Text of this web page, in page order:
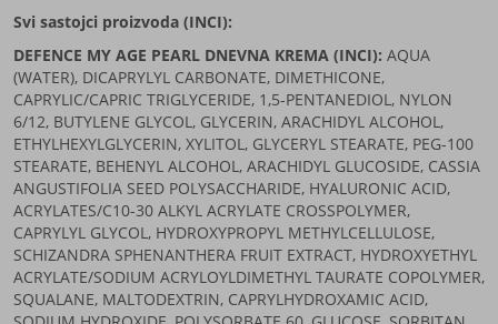
Svi sastojci proizvoda (INCI):
DEFENCE MY AGE PEARL DNEVNA KREMA (INCI): AQUA
(WATER), DICAPRYLYL CARBONATE, DIMETHICONE,
CAPRYLIC/CAPRIC TRIGLYCERIDE, 1,5-PENTANEDIOL, NYLON
6/12, BUTYLENE GLYCOL, GLYCERIN, ARACHIDYL ALCOHOL,
ETHYLHEXYLGLYCERIN, XYLITOL, GLYCERYL STEARATE, PEG-100
STEARATE, BEHENYL ALCOHOL, ARACHIDYL GLUCOSIDE, CASSIA
ANGUSTIFOLIA SEED POLYSACCHARIDE, HYALURONIC ACID,
ACRYLATES/C10-30 ALKYL ACRYLATE CROSSPOLYMER,
CAPRYLYL GLYCOL, HYDROXYPROPYL METHYLCELLULOSE,
SCHIZANDRA SPHENANTHERA FRUIT EXTRACT, HYDROXYETHYL
ACRYLATE/SODIUM ACRYLOYLDIMETHYL TAURATE COPOLYMER,
SQUALANE, MALTODEXTRIN, CAPRYLHYDROXAMIC ACID,